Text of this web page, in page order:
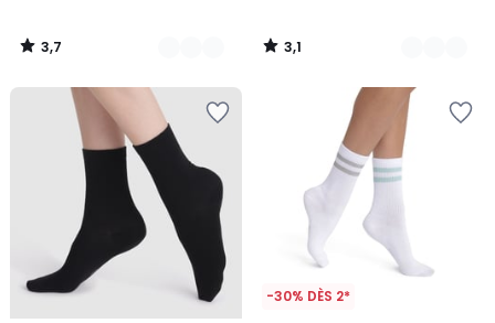
3,7
/
3,1
/
-30% DÈS 2*